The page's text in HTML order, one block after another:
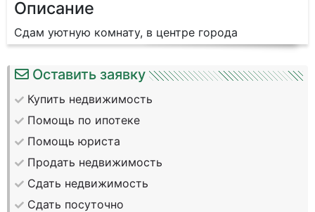
Описание
Сдам уютную комнату, в центре города
Оставить заявку
Купить недвижимость
Помощь по ипотеке
Помощь юриста
Продать недвижимость
Сдать недвижимость
Сдать посуточно